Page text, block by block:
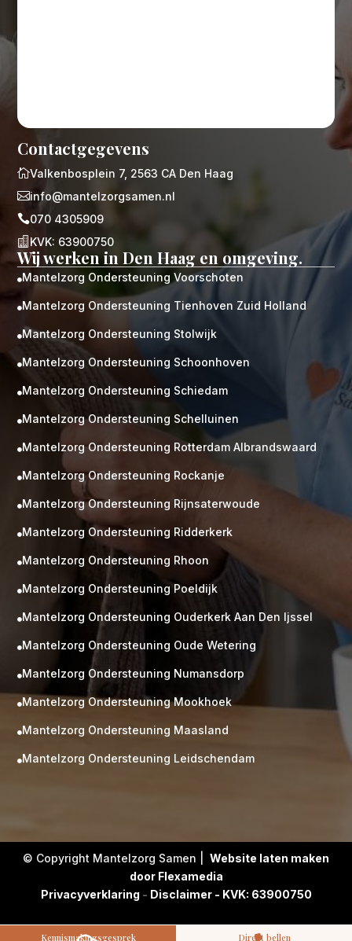
Gratis
M
Neem vrijblijvend contact op!
Hoog gekwalificeerd
Kennismakingsgesprek
Contact opnemen
Contactgegevens
Valkenbosplein 7, 2563 CA Den Haag
info@mantelzorgsamen.nl
070 4305909
 KVK: 63900750
Wij werken in Den Haag en omgeving.
Mantelzorg Ondersteuning Voorschoten
Mantelzorg Ondersteuning Tienhoven Zuid Holland
Mantelzorg Ondersteuning Stolwijk
Mantelzorg Ondersteuning Schoonhoven
Mantelzorg Ondersteuning Schiedam
Mantelzorg Ondersteuning Schelluinen
Mantelzorg Ondersteuning Rotterdam Albrandswaard
Mantelzorg Ondersteuning Rockanje
Mantelzorg Ondersteuning Rijnsaterwoude
Mantelzorg Ondersteuning Ridderkerk
Mantelzorg Ondersteuning Rhoon
Mantelzorg Ondersteuning Poeldijk
Mantelzorg Ondersteuning Ouderkerk Aan Den Ijssel
Mantelzorg Ondersteuning Oude Wetering
Mantelzorg Ondersteuning Numansdorp
Mantelzorg Ondersteuning Mookhoek
Mantelzorg Ondersteuning Maasland
Mantelzorg Ondersteuning Leidschendam
© Copyright Mantelzorg Samen | Website laten maken
door Flexamedia
Privacyverklaring - Disclaimer - KVK: 63900750
Kennismakingsgesprek Direct bellen